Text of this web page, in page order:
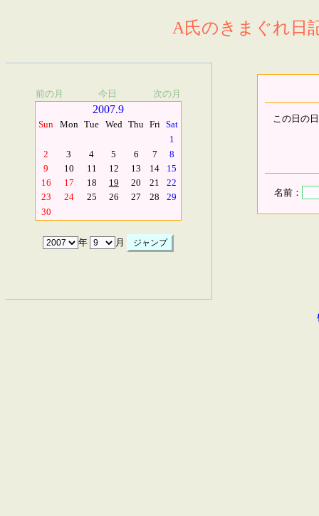
A氏のきまぐれ日
前の月 今日 次の月
2007.9
Sun Mon Tue Wed Thu Fri Sat
1
2
3 4 5 6 7
8
9
10 11 12 13 14
15
16
17 18 19 20 21
22
23
24 25 26 27 28
29
30
年 月
この日の
名前：